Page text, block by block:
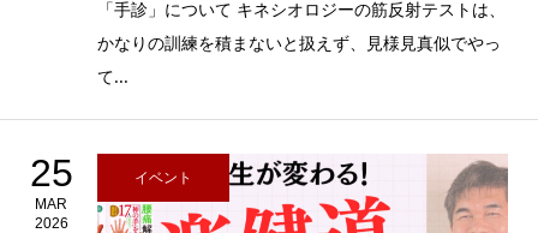
「手診」について キネシオロジーの筋反射テストは、
かなりの訓練を積まないと扱えず、見様見真似でやっ
て...
25
MAR
2026
イベント